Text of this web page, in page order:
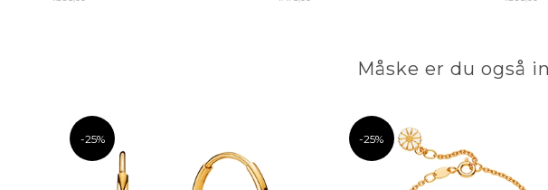
Måske er du også
-25% -25%